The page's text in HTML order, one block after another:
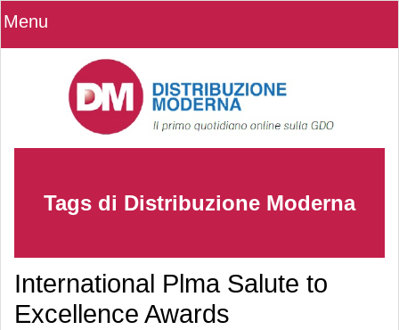
Menu
Tags di Distribuzione Moderna
International Plma Salute to
Excellence Awards